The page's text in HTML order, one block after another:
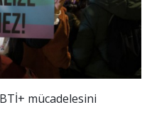
mücadelesini